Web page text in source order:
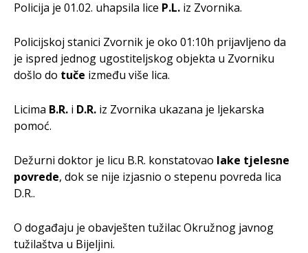
Policija je 01.02. uhapsila lice P.L. iz Zvornika.
Policijskoj stanici Zvornik je oko 01:10h prijavljeno da
je ispred jednog ugostiteljskog objekta u Zvorniku
došlo do tuče između više lica.
Licima B.R. i D.R. iz Zvornika ukazana je ljekarska
pomoć.
Dežurni doktor je licu B.R. konstatovao lake tjelesne
povrede, dok se nije izjasnio o stepenu povreda lica
D.R..
O događaju je obavješten tužilac Okružnog javnog
tužilaštva u Bijeljini.